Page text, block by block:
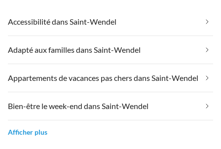
Accessibilité dans Saint-Wendel
Adapté aux familles dans Saint-Wendel
Appartements de vacances pas chers dans Saint-Wendel
Bien-être le week-end dans Saint-Wendel
Afficher plus